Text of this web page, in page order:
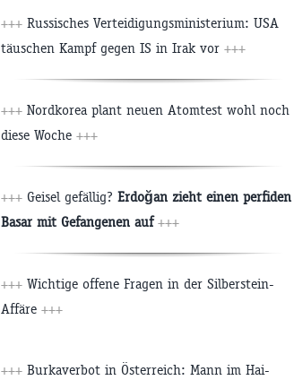
+++ Russisches Verteidigungsministerium: USA
täuschen Kampf gegen IS in Irak vor +++
+++ Nordkorea plant neuen Atomtest wohl noch
diese Woche +++
+++ Geisel gefällig? Erdoğan zieht einen perfiden
Basar mit Gefangenen auf +++
+++ Wichtige offene Fragen in der Silberstein-
Affäre +++
+++ Burkaverbot in Österreich: Mann im Hai-